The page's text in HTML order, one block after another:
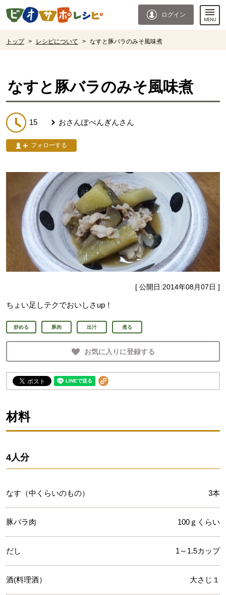
ページの先頭です。
ログイン
トップ > レシピについて > なすと豚バラのみそ風味煮
なすと豚バラのみそ風味煮
15 おさんぽぺんぎんさん
フォローする
[ 公開日:2014年08月07日 ]
ちょい足しテクでおいしさup！
炒める 豚肉 出汁 煮る
お気に入りに登録する
材料
4人分
なす（中くらいのもの） 3本
豚バラ肉 100ｇくらい
だし 1～1.5カップ
酒(料理酒） 大さじ１